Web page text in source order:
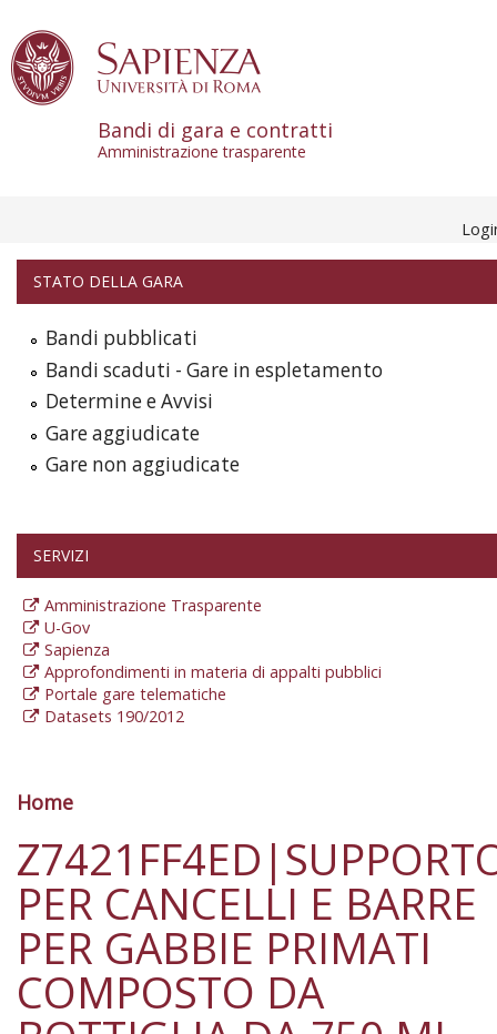
Bandi di gara e contratti
Amministrazione trasparente
STATO DELLA GARA
Bandi pubblicati
Bandi scaduti - Gare in espletamento
Determine e Avvisi
Gare aggiudicate
Gare non aggiudicate
SERVIZI
Amministrazione Trasparente
U-Gov
Sapienza
Approfondimenti in materia di appalti pubblici
Portale gare telematiche
Datasets 190/2012
Tu sei qui
Home
PER CANCELLI E BARRE
PER GABBIE PRIMATI
COMPOSTO DA